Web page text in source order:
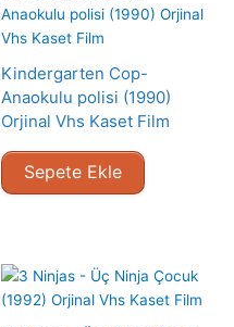
Kindergarten Cop-
Anaokulu polisi (1990)
Orjinal Vhs Kaset Film
Sepete Ekle